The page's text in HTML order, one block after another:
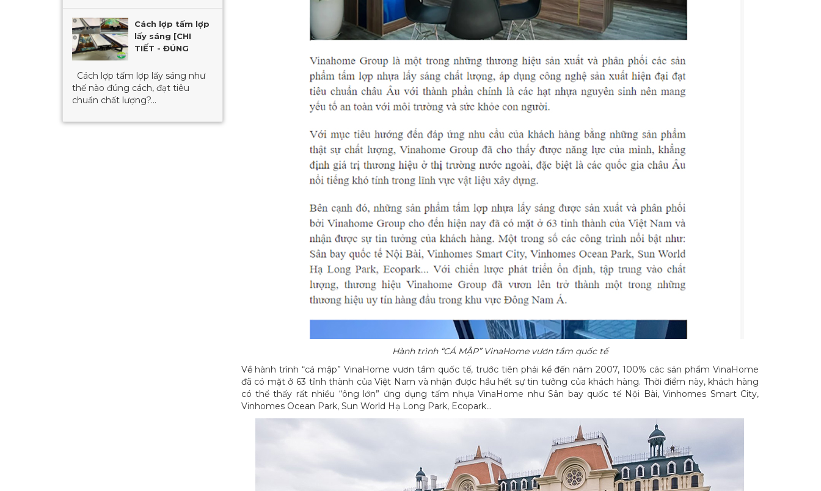
Cách lợp tấm lợp
lấy sáng [CHI
TIẾT - ĐÚNG
Cách lợp tấm lợp lấy sáng như
thế nào đúng cách, đạt tiêu
chuẩn chất lượng?...
Hành trình “CÁ MẬP” VinaHome vươn tầm quốc tế
Về hành trình “cá mập” VinaHome vươn tầm quốc tế, trước tiên phải kể đến năm 2007, 100% các sản phẩm VinaHome
đã có mặt ở 63 tỉnh thành của Việt Nam và nhận được hầu hết sự tin tưởng của khách hàng. Thời điểm này, khách hàng
có thể thấy rất nhiều “ông lớn” ứng dụng tấm nhựa VinaHome như Sân bay quốc tế Nội Bài, Vinhomes Smart City,
Vinhomes Ocean Park, Sun World Hạ Long Park, Ecopark…